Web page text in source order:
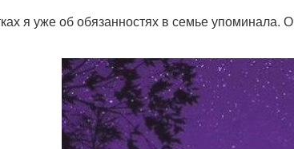
я уже об обязанностях в семье упоминала.